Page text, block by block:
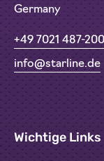
Germany
+49 7021 487-200
info@starline.de
Wichtige Links